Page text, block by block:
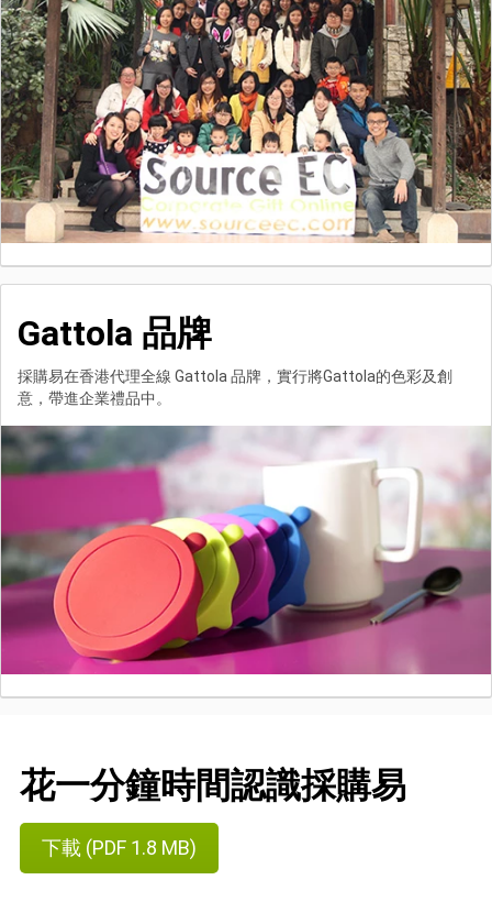
Gattola 品牌
採購易在香港代理全線 Gattola 品牌，實行將Gattola的色彩及創
意，帶進企業禮品中。
花一分鐘時間認識採購易
下載 (PDF 1.8 MB)